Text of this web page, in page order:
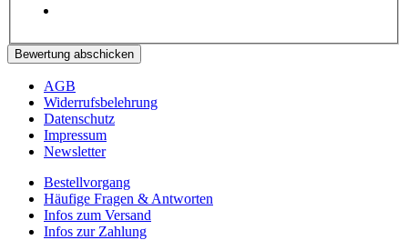
Bewertung abschicken
AGB
Widerrufsbelehrung
Datenschutz
Impressum
Newsletter
Bestellvorgang
Häufige Fragen & Antworten
Infos zum Versand
Infos zur Zahlung